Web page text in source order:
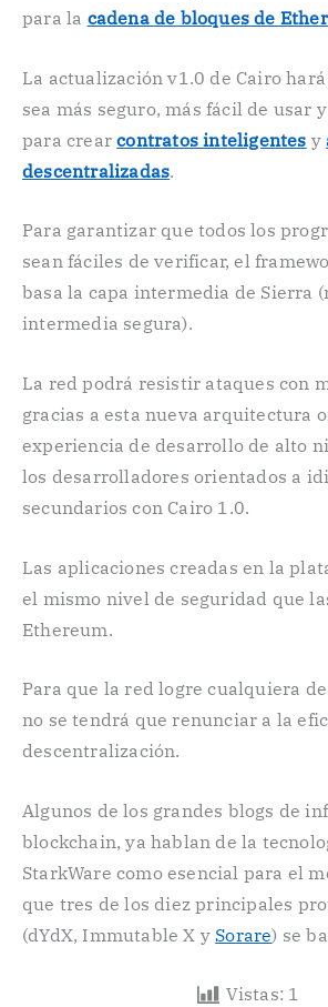
para la cadena de bloques de
La actualización v1.0 de Cairo
sea más seguro, más fácil de usar
para crearcontratos inteligentes y
descentralizadas.
Para garantizar que todos los
sean fáciles de verificar, el
basa la capa intermedia de Sierra
intermedia segura).
La red podrá resistir ataques con
gracias a esta nueva arquitectura
experiencia de desarrollo de alto
los desarrolladores orientados a
secundarios con Cairo 1.0.
Las aplicaciones creadas en la
el mismo nivel de seguridad que
Ethereum.
Para que la red logre cualquiera
no se tendrá que renunciar a la
descentralización.
Algunos de los grandes blogs de
blockchain, ya hablan de la
StarkWare como esencial para el
que tres de los diez principales
(dYdX, Immutable X y Sorare) se
Vistas: 1